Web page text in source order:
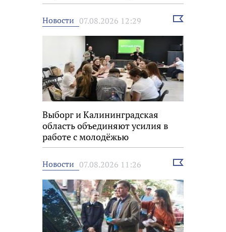
Новости 07.08.2026 12:29
Выбрать
Выборг и Калининградская
область объединяют усилия в
работе с молодёжью
Новости 07.08.2026 11:26
Выбрать